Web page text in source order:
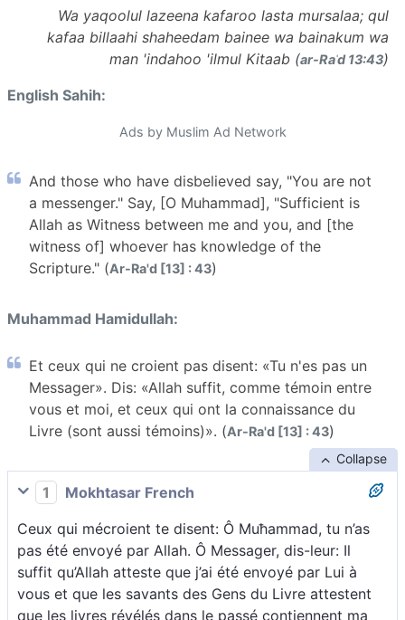
Wa yaqoolul lazeena kafaroo lasta mursalaa; qul
kafaa billaahi shaheedam bainee wa bainakum wa
man 'indahoo 'ilmul Kitaab (ar-Raʿd 13:43)
English Sahih:
Ads by Muslim Ad Network
And those who have disbelieved say, "You are not
a messenger." Say, [O Muhammad], "Sufficient is
Allah as Witness between me and you, and [the
witness of] whoever has knowledge of the
Scripture." (Ar-Ra'd [13] : 43)
Muhammad Hamidullah:
Et ceux qui ne croient pas disent: «Tu n'es pas un
Messager». Dis: «Allah suffit, comme témoin entre
vous et moi, et ceux qui ont la connaissance du
Livre (sont aussi témoins)». (Ar-Ra'd [13] : 43)
Collapse
1
Mokhtasar French
Ceux qui mécroient te disent: Ô Muħammad, tu n’as
pas été envoyé par Allah. Ô Messager, dis-leur: Il
suffit qu’Allah atteste que j’ai été envoyé par Lui à
vous et que les savants des Gens du Livre attestent
que les livres révélés dans le passé contiennent ma